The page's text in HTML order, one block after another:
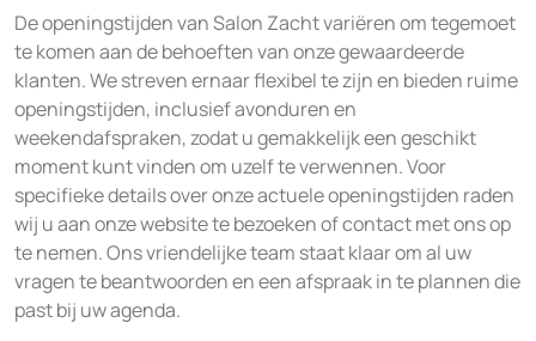
De openingstijden van Salon Zacht variëren om tegemoet
te komen aan de behoeften van onze gewaardeerde
klanten. We streven ernaar flexibel te zijn en bieden ruime
openingstijden, inclusief avonduren en
weekendafspraken, zodat u gemakkelijk een geschikt
moment kunt vinden om uzelf te verwennen. Voor
specifieke details over onze actuele openingstijden raden
wij u aan onze website te bezoeken of contact met ons op
te nemen. Ons vriendelijke team staat klaar om al uw
vragen te beantwoorden en een afspraak in te plannen die
past bij uw agenda.